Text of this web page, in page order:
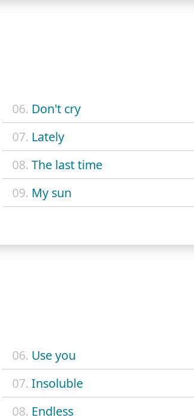
06. Don't cry
07. Lately
08. The last time
09. My sun
06. Use you
07. Insoluble
08. Endless